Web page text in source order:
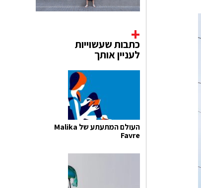
כתבות שעשוייות
לעניין אותך
העולם המתעתע של Malika
Favre